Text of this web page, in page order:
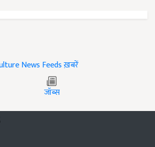
ख़बरें
जॉब्स